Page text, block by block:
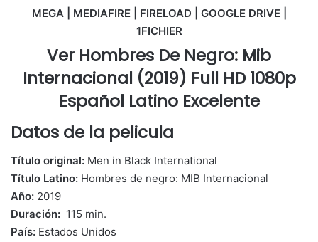
MEGA | MEDIAFIRE | FIRELOAD | GOOGLE DRIVE |
1FICHIER
Ver Hombres De Negro: Mib
Internacional (2019) Full HD 1080p
Español Latino Excelente
Datos de la pelicula
Título original: Men in Black International
Título Latino: Hombres de negro: MIB Internacional
Año: 2019
Duración: 115 min.
País: Estados Unidos